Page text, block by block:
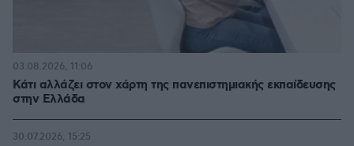
Κάτι αλλάζει στον χάρτη της πανεπιστημιακής εκπαίδευσης
στην Ελλάδα
03.08.2026, 11:06
30.07.2026, 15:25